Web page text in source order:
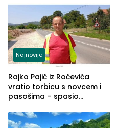
Najnovije
Rajko Pajić iz Roćevića
vratio torbicu s novcem i
pasošima – spasio
Grčkoj